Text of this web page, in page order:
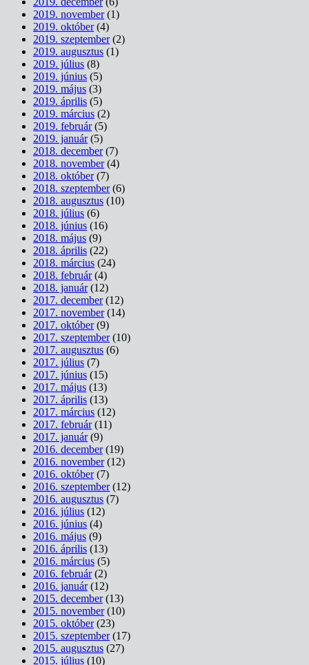
2019. november(1)
2019. október(4)
2019. szeptember(2)
2019. augusztus (1)
2019. július (8)
2019. június (5)
2019. május (3)
2019. április (5)
2019. március (2)
2019. február(5)
2019. január(5)
2018. december(7)
2018. november(4)
2018. október(7)
2018. szeptember(6)
2018. augusztus (10)
2018. július (6)
2018. június (16)
2018. május (9)
2018. április (22)
2018. március (24)
2018. február(4)
2018. január(12)
2017. december(12)
2017. november(14)
2017. október(9)
2017. szeptember(10)
2017. augusztus (6)
2017. július (7)
2017. június (15)
2017. május (13)
2017. április (13)
2017. március (12)
2017. február(11)
2017. január(9)
2016. december(19)
2016. november(12)
2016. október(7)
2016. szeptember(12)
2016. augusztus (7)
2016. július (12)
2016. június (4)
2016. május (9)
2016. április (13)
2016. március (5)
2016. február(2)
2016. január(12)
2015. december(13)
2015. november(10)
2015. október(23)
2015. szeptember(17)
2015. augusztus (27)
2015. július (10)